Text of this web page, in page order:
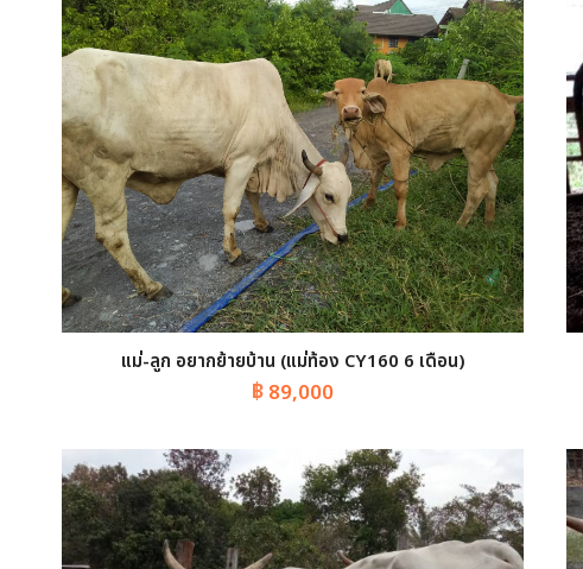
แม่-ลูก อยากย้ายบ้าน (แม่ท้อง CY160 6 เดือน)
฿89,000